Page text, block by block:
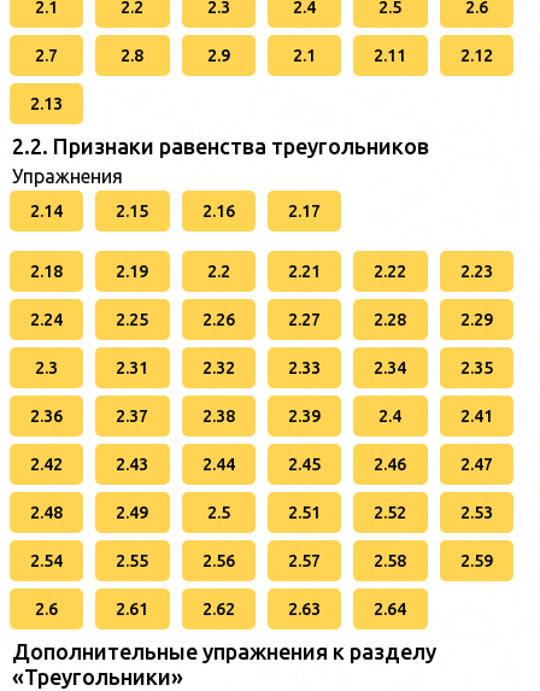
2.1 2.2 2.3 2.4 2.5 2.6
2.7 2.8 2.9 2.1 2.11 2.12
2.13
2.2. Признаки равенства треугольников
Упражнения
2.14 2.15 2.16 2.17
2.18 2.19 2.2 2.21 2.22 2.23
2.24 2.25 2.26 2.27 2.28 2.29
2.3 2.31 2.32 2.33 2.34 2.35
2.36 2.37 2.38 2.39 2.4 2.41
2.42 2.43 2.44 2.45 2.46 2.47
2.48 2.49 2.5 2.51 2.52 2.53
2.54 2.55 2.56 2.57 2.58 2.59
2.6 2.61 2.62 2.63 2.64
Дополнительные упражнения к разделу
«Треугольники»